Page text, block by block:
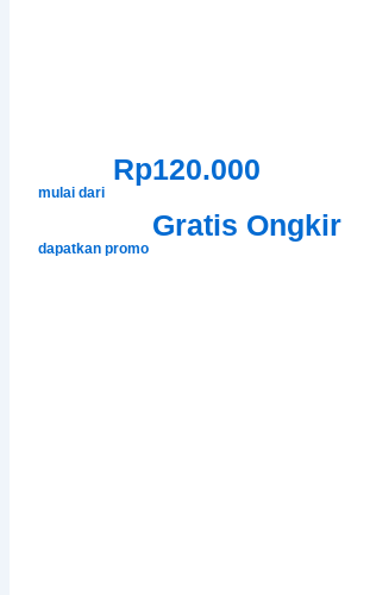
mulai dari
Rp120.000
dapatkan promo
Gratis Ongkir